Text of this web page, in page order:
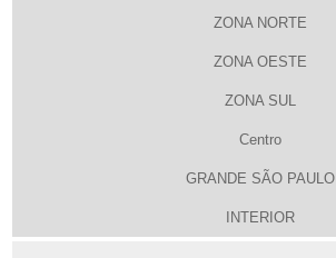
ZONA NORTE
ZONA OESTE
ZONA SUL
Centro
GRANDE SÃO PAULO
INTERIOR